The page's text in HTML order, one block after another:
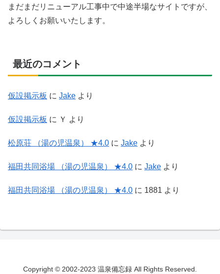
まだまだリニューアル工事中で中途半場なサイトですが、
よろしくお願いいたします。
最近のコメント
仮設掲示板 に Jake より
仮設掲示板 に Ｙ より
松原荘 （湯の児温泉） ★4.0 に Jake より
福田共同浴場 （湯の児温泉） ★4.0 に Jake より
福田共同浴場 （湯の児温泉） ★4.0 に 1881 より
Copyright © 2002-2023 温泉備忘録 All Rights Reserved.